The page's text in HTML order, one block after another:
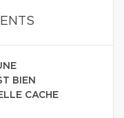
BIEN
CACHE